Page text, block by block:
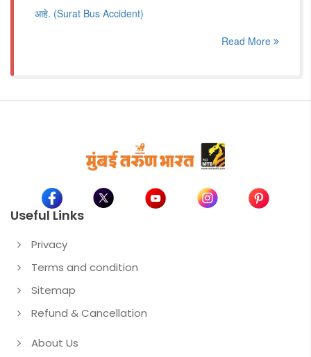
आहे. (Surat Bus Accident)
Read More
Useful Links
Privacy
Terms and condition
Sitemap
Refund & Cancellation
About Us